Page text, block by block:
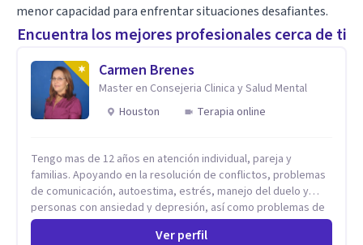
menor capacidad para enfrentar situaciones desafiantes.
Encuentra los mejores profesionales cerca de ti
Carmen Brenes
Master en Consejeria Clinica y Salud Mental
Houston
Terapia online
Tengo mas de 12 años en atención individual, pareja y
familias. Apoyando en la resolución de conflictos, problemas
de comunicación, autoestima, estrés, manejo del duelo y
personas con ansiedad y depresión, así como problemas de
conducta y comportamiento. Desarrollo de personas
Ver perfil